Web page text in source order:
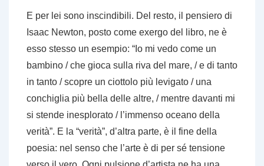
E per lei sono inscindibili. Del resto, il pensiero di
Isaac Newton, posto come exergo del libro, ne è
esso stesso un esempio: “Io mi vedo come un
bambino / che gioca sulla riva del mare, / e di tanto
in tanto / scopre un ciottolo più levigato / una
conchiglia più bella delle altre, / mentre davanti mi
si stende inesplorato / l’immenso oceano della
verità”. E la “verità”, d’altra parte, è il fine della
poesia: nel senso che l’arte è di per sé tensione